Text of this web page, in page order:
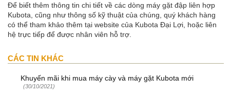
Để biết thêm thông tin chi tiết về các dòng máy gặt đập liên hợp
Kubota, cũng như thông số kỹ thuật của chúng, quý khách hàng
có thể tham khảo thêm tại website của Kubota Đại Lợi, hoặc liên
hệ trực tiếp để được nhân viên hỗ trợ.
CÁC TIN KHÁC
Khuyến mãi khi mua máy cày và máy gặt Kubota mới
(30/10/2021)